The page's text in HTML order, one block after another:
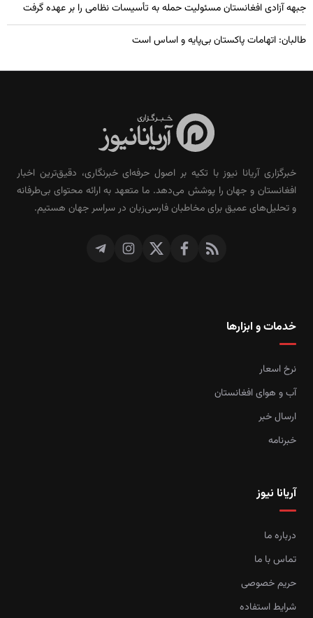
جبهه آزادی افغانستان مسئولیت حمله به تأسیسات نظامی را بر عهده گرفت
طالبان: اتهامات پاکستان بی‌پایه و اساس است
خبرگزاری آریانا نیوز با تکیه بر اصول حرفه‌ای خبرنگاری، دقیق‌ترین اخبار
افغانستان و جهان را پوشش می‌دهد. ما متعهد به ارائه محتوای بی‌طرفانه
و تحلیل‌های عمیق برای مخاطبان فارسی‌زبان در سراسر جهان هستیم.
خدمات و ابزارها
نرخ اسعار
آب و هوای افغانستان
ارسال خبر
خبرنامه
آریانا نیوز
درباره ما
تماس با ما
حریم خصوصی
شرایط استفاده